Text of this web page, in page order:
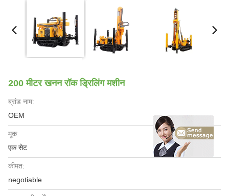
200 मीटर खनन रॉक ड्रिलिंग मशीन
ब्रांड नाम:
OEM
मूक:
एक सेट
कीमत:
negotiable